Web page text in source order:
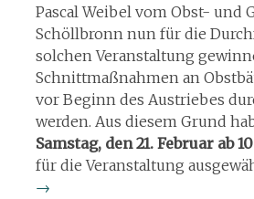
Pascal Weibel vom Obst- und
Schöllbronn nun für die
solchen Veranstaltung
Schnittmaßnahmen an
vor Beginn des Austriebes
werden. Aus diesem Grund
Samstag, den 21. Februar ab
für die Veranstaltung
→